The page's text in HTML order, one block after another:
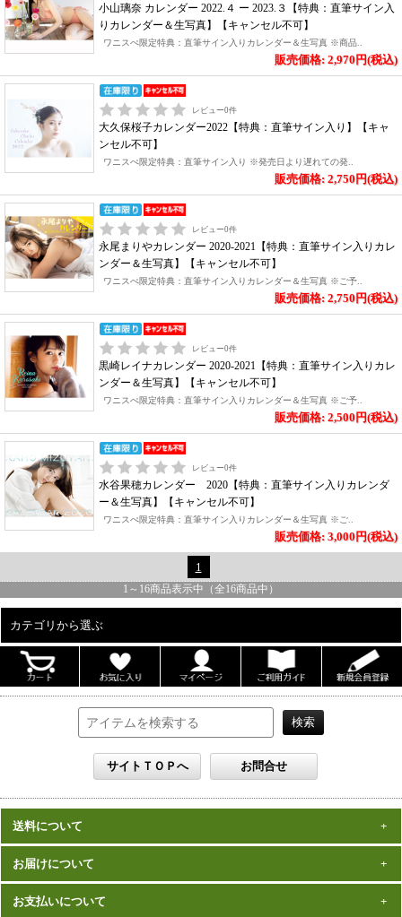
小山璃奈 カレンダー 2022.４ ー 2023.３【特典：直筆サイン入
りカレンダー＆生写真】【キャンセル不可】
ワニスぺ限定特典：直筆サイン入りカレンダー＆生写真 ※商品..
販売価格: 2,970円(税込)
レビュー0件
大久保桜子カレンダー2022【特典：直筆サイン入り】【キャ
ンセル不可】
ワニスぺ限定特典：直筆サイン入り ※発売日より遅れての発..
販売価格: 2,750円(税込)
レビュー0件
永尾まりやカレンダー 2020-2021【特典：直筆サイン入りカレ
ンダー＆生写真】【キャンセル不可】
ワニスぺ限定特典：直筆サイン入りカレンダー＆生写真 ※ご予..
販売価格: 2,750円(税込)
レビュー0件
黒崎レイナカレンダー 2020-2021【特典：直筆サイン入りカレ
ンダー＆生写真】【キャンセル不可】
ワニスぺ限定特典：直筆サイン入りカレンダー＆生写真 ※ご予..
販売価格: 2,500円(税込)
レビュー0件
水谷果穂カレンダー 2020【特典：直筆サイン入りカレンダ
ー＆生写真】【キャンセル不可】
ワニスぺ限定特典：直筆サイン入りカレンダー＆生写真 ※ご..
販売価格: 3,000円(税込)
1
1 ～ 16商品表示中（全16商品中）
カテゴリから選ぶ
ALL
男性写真集
雑誌
送料について
数量、価格に関わらず
※沖縄の送料は1,500円となります。
※商品により諸事情で金額が変更する場合もございます。
お届けについて
在庫がある商品につきましては、
お支払いについて